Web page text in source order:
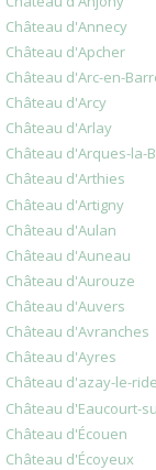
Château d'Annecy
Château d'Apcher
Château d'Arc-en-
Château d'Arcy
Château d'Arlay
Château d'Arques-la-
Château d'Arthies
Château d'Artigny
Château d'Aulan
Château d'Auneau
Château d'Aurouze
Château d'Auvers
Château d'Avranches
Château d'Ayres
Château d'azay-le-
Château d'Eaucourt-
Château d'Écouen
Château d'Écoyeux